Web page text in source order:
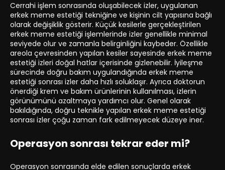
Cerrahi işlem sonrasında oluşabilecek izler, uygulanan
erkek meme estetiği tekniğine ve kişinin cilt yapısına bağlı
olarak değişiklik gösterir. Küçük kesilerle gerçekleştirilen
erkek meme estetiği işlemlerinde izler genellikle minimal
seviyede olur ve zamanla belirginliğini kaybeder. Özellikle
areola çevresinden yapılan kesiler sayesinde erkek meme
estetiği izleri doğal hatlar içerisinde gizlenebilir. İyileşme
sürecinde doğru bakım uygulandığında erkek meme
estetiği sonrası izler daha hızlı soluklaşır. Ayrıca doktorun
önerdiği krem ve bakım ürünlerinin kullanılması, izlerin
görünümünü azaltmaya yardımcı olur. Genel olarak
bakıldığında, doğru teknikle yapılan erkek meme estetiği
sonrası izler çoğu zaman fark edilmeyecek düzeye iner.
Operasyon sonrası tekrar eder mi?
Operasyon sonrasında elde edilen sonuçlarda erkek